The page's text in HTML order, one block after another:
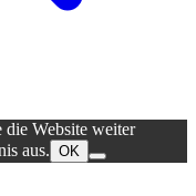
die Website weiter
aus. OK